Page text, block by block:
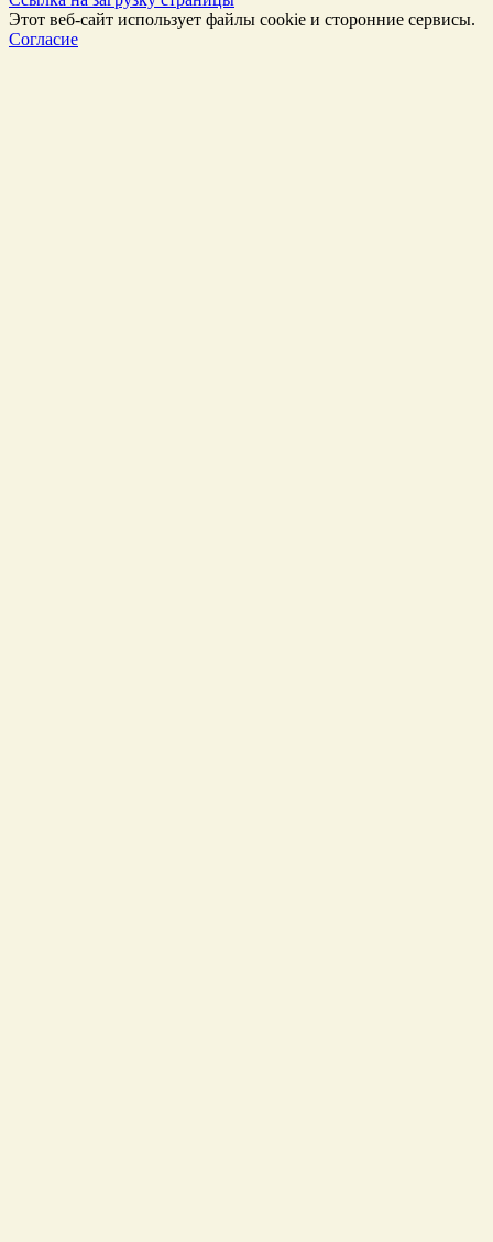
Этот веб-сайт использует файлы cookie и сторонние сервисы.
Согласие